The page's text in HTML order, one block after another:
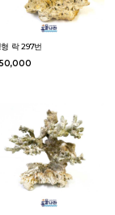
락 297번